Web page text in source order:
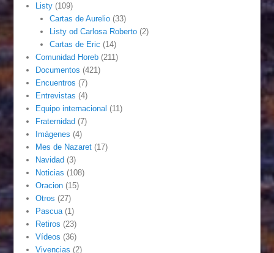
Listy (109)
Cartas de Aurelio(33)
Listy od Carlosa Roberto(2)
Cartas de Eric (14)
Comunidad Horeb (211)
Documentos (421)
Encuentros (7)
Entrevistas (4)
Equipo internacional (11)
Fraternidad (7)
Imágenes (4)
Mes de Nazaret (17)
Navidad (3)
Noticias (108)
Oracion (15)
Otros (27)
Pascua (1)
Retiros (23)
Vídeos (36)
Vivencias (2)